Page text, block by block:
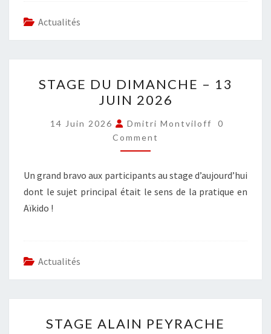
Actualités
DU
DIMANCHE
–
13
JUIN
2026
STAGE DU DIMANCHE – 13
JUIN 2026
14 Juin 2026 Dmitri Montviloff
0
Comment
Un grand bravo aux participants au stage d’aujourd’hui
dont le sujet principal était le sens de la pratique en
Aïkido !
Actualités
ALAIN
STAGE ALAIN PEYRACHE